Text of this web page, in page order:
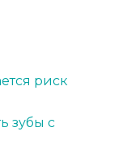
риск
зубы с